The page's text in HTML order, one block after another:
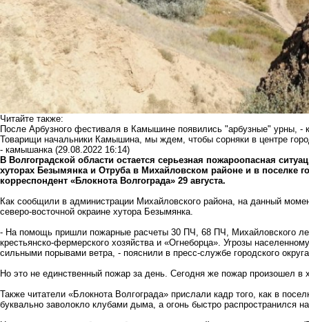
Читайте также:
После Арбузного фестиваля в Камышине появились "арбузные" урны, -
Товарищи начальники Камышина, мы ждем, чтобы сорняки в центре
- камышанка (29.08.2022 16:14)
В Волгоградской области остается серьезная пожароопасная
хуторах Безымянка и Отруба в Михайловском районе и в поселке
корреспондент «Блокнота Волгограда» 29 августа.
Как сообщили в администрации Михайловского района, на данный
северо-восточной окраине хутора Безымянка.
- На помощь пришли пожарные расчеты 30 ПЧ, 68 ПЧ, Михайловского
крестьянско-фермерского хозяйства и «Огнеборца». Угрозы
сильными порывами ветра, - пояснили в пресс-службе городского
Но это не единственный пожар за день. Сегодня же пожар произошел в
Также читатели «Блокнота Волгограда» прислали кадр того, как в
буквально заволокло клубами дыма, а огонь быстро распространился